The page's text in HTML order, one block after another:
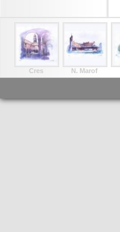
Cres N. Marof